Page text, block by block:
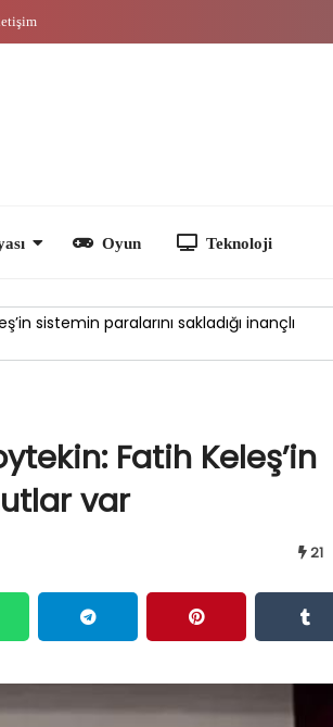
sistemin paralarını sakladığı inançlı
Fatih Keleş’in
var
21